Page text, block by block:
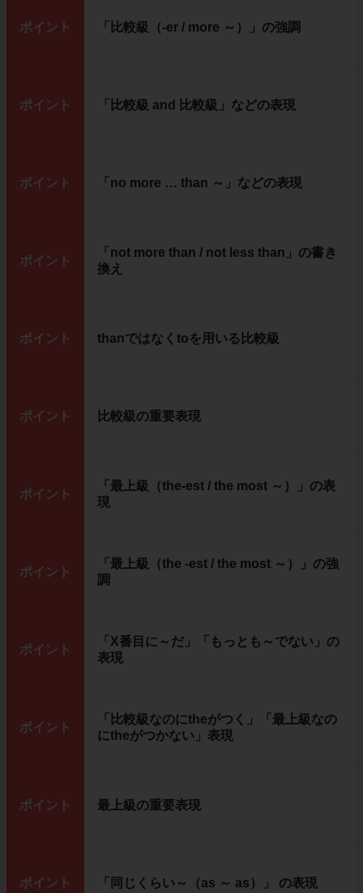
ポイント 「比較級（-er / more ～）」の強調
ポイント 「比較級 and 比較級」などの表現
ポイント 「no more … than ～」などの表現
ポイント
「not more than / not less than」の書き
換え
ポイント thanではなくtoを用いる比較級
ポイント 比較級の重要表現
ポイント
「最上級（the-est / the most ～）」の表
現
ポイント
「最上級（the -est / the most ～）」の強
調
ポイント
「X番目に～だ」「もっとも～でない」の
表現
ポイント
「比較級なのにtheがつく」「最上級なの
にtheがつかない」表現
ポイント 最上級の重要表現
ポイント 「同じくらい～（as ～ as）」 の表現